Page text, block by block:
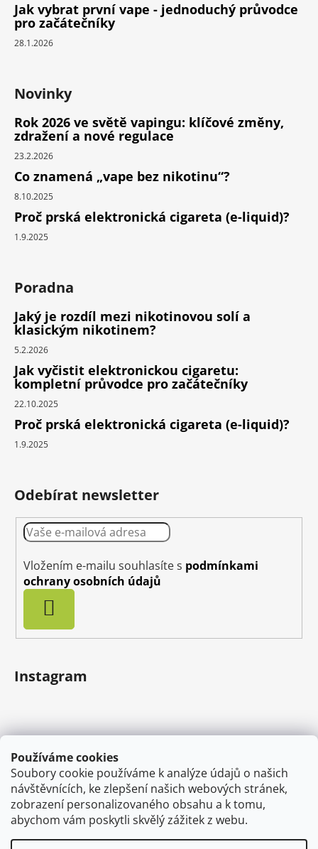
Používáme cookies
Soubory cookie používáme k analýze údajů o našich
návštěvnících, ke zlepšení našich webových stránek,
zobrazení personalizovaného obsahu a k tomu,
abychom vám poskytli skvělý zážitek z webu.
Jak vybrat první vape - jednoduchý průvodce
pro začátečníky
28.1.2026
Novinky
Rok 2026 ve světě vapingu: klíčové změny,
zdražení a nové regulace
23.2.2026
Co znamená „vape bez nikotinu“?
8.10.2025
Proč prská elektronická cigareta (e-liquid)?
1.9.2025
Poradna
Jaký je rozdíl mezi nikotinovou solí a
klasickým nikotinem?
5.2.2026
Jak vyčistit elektronickou cigaretu:
kompletní průvodce pro začátečníky
22.10.2025
Proč prská elektronická cigareta (e-liquid)?
1.9.2025
Odebírat newsletter
Vložením e-mailu souhlasíte s podmínkami
ochrany osobních údajů
SE
Instagram
Sledovat na Instagramu